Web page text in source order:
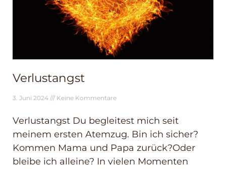
Verlustangst
3. Juni 2024 Keine Kommentare
Verlustangst Du begleitest mich seit
meinem ersten Atemzug. Bin ich sicher?
Kommen Mama und Papa zurück?Oder
bleibe ich alleine? In vielen Momenten